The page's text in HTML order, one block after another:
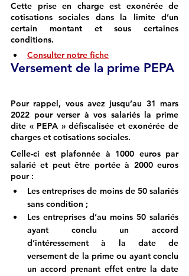
Cette prise en charge est exonérée de
cotisations sociales dans la limite d’un
certain montant et sous certaines
conditions.
Consulter notre fiche
Versement de la prime PEPA
Pour rappel, vous avez jusqu’au 31 mars
2022 pour verser à vos salariés la prime
dite « PEPA » défiscalisée et exonérée de
charges et cotisations sociales.
Celle-ci est plafonnée à 1000 euros par
salarié et peut être portée à 2000 euros
pour :
Les entreprises de moins de 50 salariés
sans condition ;
Les entreprises d’au moins 50 salariés
ayant conclu un accord
d’intéressement à la date de
versement de la prime ou ayant conclu
un accord prenant effet entre la date